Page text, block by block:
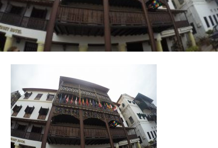
NOVEMBRO 27, 2020
4-300×225